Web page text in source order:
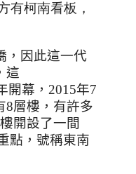
有柯南看板，
，因此這一代
這
開幕， 2015年7
8層樓，有許多
樓開設了一間
點，號稱東南